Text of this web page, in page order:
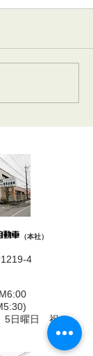
掲載
（本社）
4
5日曜日 祝